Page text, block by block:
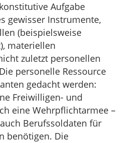
Aufgabe
gewisser Instrumente,
(beispielsweise
materiellen
zuletzt personellen
personelle Ressource
gedacht werden:
Freiwilligen- und
eine Wehrpflichtarmee –
Berufssoldaten für
benötigen. Die